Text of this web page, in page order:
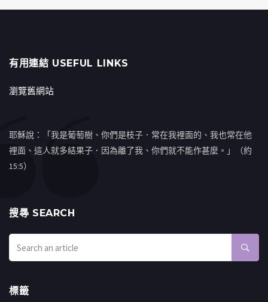
有用連結 USEFUL LINKS
瀏覽舊網站
耶穌說：「我是葡萄樹、你們是枝子．常在我裡面的、我也常在他
裡面、這人就多結果子．因為離了我、你們就不能作甚麼。」（約
15:5）
搜㝷 SEARCH
標籤